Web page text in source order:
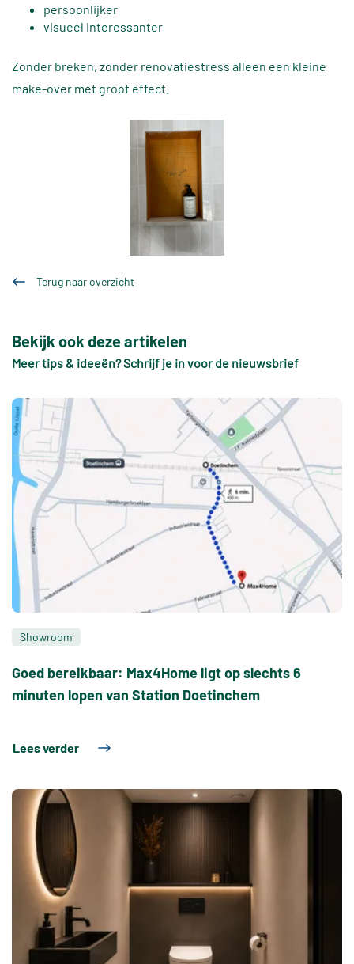
persoonlijker
visueel interessanter
Zonder breken, zonder renovatiestress alleen een kleine
make-over met groot effect.
Terug naar overzicht
Bekijk ook deze artikelen
Meer tips & ideeën? Schrijf je in voor de nieuwsbrief
Showroom
Goed bereikbaar: Max4Home ligt op slechts 6
minuten lopen van Station Doetinchem
Lees verder